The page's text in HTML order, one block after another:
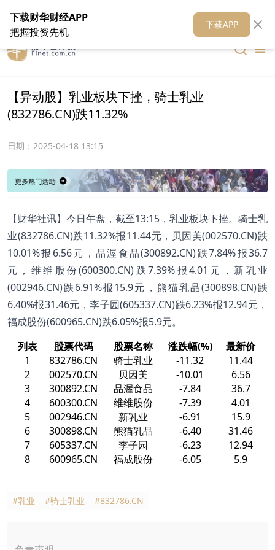
在线客服 关于我们 财华媒体矩阵 财华智库
【异动股】乳业板块下挫，骑士乳业
(832786.CN)跌11.32%
日期： 2025-04-18 13:15
【财华社讯】今日午盘，截至13:15，乳业板块下挫。骑士乳
业(832786.CN)跌11.32%报11.44元，贝因美(002570.CN)跌
10.01%报6.56元，品渥食品(300892.CN)跌7.84%报36.7
元，维维股份(600300.CN)跌7.39%报4.01元，新乳业
(002946.CN)跌6.91%报15.9元，熊猫乳品(300898.CN)跌
6.40%报31.46元，李子园(605337.CN)跌6.23%报12.94元，
福成股份(600965.CN)跌6.05%报5.9元。
列表
股票代码 股票名称 涨跌幅(%)
最新价
1
832786.CN 骑士乳业 -11.32
11.44
2
002570.CN 贝因美 -10.01
6.56
3
300892.CN 品渥食品 -7.84
36.7
4
600300.CN 维维股份 -7.39
4.01
5
002946.CN 新乳业 -6.91
15.9
6
300898.CN 熊猫乳品 -6.40
31.46
7
605337.CN 李子园 -6.23
12.94
8
600965.CN 福成股份 -6.05 5.9
#乳业 #骑士乳业 #832786.CN
下载财华财经APP
把握投资先机
下载APP